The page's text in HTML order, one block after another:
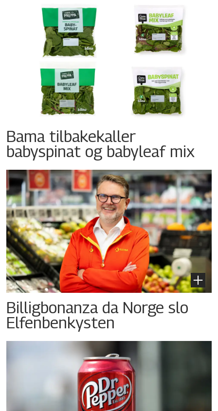
Bama tilbakekaller
babyspinat og babyleaf mix
Billigbonanza da Norge slo
Elfenbenkysten